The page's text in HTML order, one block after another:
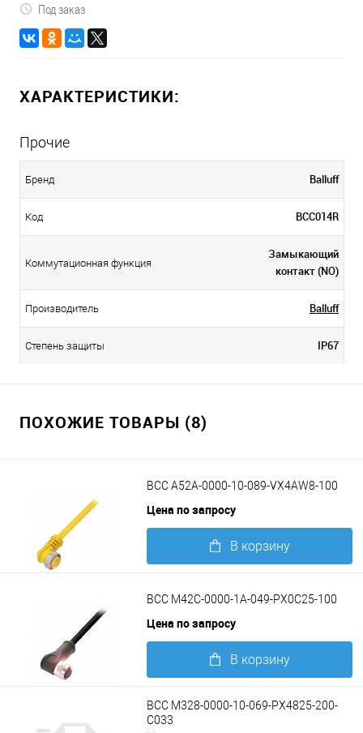
Под заказ
ХАРАКТЕРИСТИКИ:
Прочие
Бренд Balluff
Код BCC014R
Коммутационная функция
Замыкающий
контакт (NO)
Производитель Balluff
Степень защиты IP67
ПОХОЖИЕ ТОВАРЫ (8)
BCC A52A-0000-10-089-VX4AW8-100
Цена по запросу
В корзину
BCC M42C-0000-1A-049-PX0C25-100
Цена по запросу
В корзину
Подробнее
BCC M328-0000-10-069-PX4825-200-
C033